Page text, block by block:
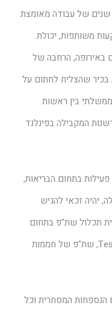
שנים של עבודה מאומצת
משותפות, יכולת
באירופה, הרחבה של
בכיר שהצליח לחתום על
בין ראשות
המקבילה בפינלנד
בתחום הבריאות,
יהיה זכאי להגיש
תכלול שת"פ בתחום
מחקרים קליניים, תוכנית פיילוט, Testbeds, שת"פ של חממות
הנספחות המסחרית וכל